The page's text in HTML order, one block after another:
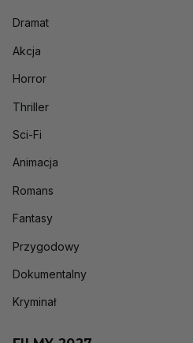
Dramat
Akcja
Horror
Thriller
Sci-Fi
Animacja
Romans
Fantasy
Przygodowy
Dokumentalny
Kryminał